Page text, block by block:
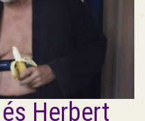
Herbert